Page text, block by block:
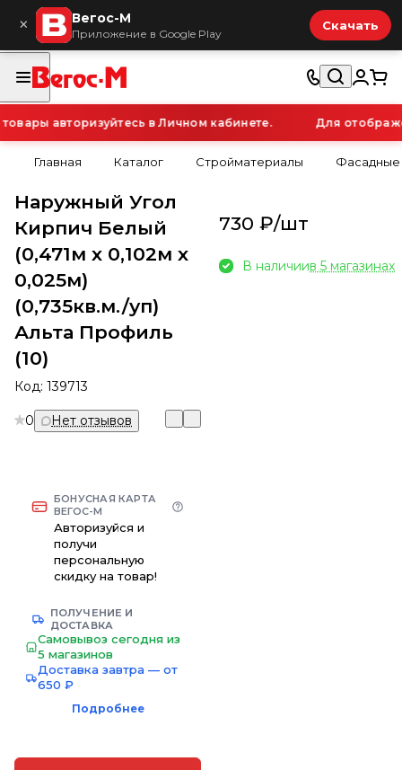
× Вегос-М
Приложение в Google Play
Скачать
авторизуйтесь в Личном кабинете. Для
Главная Каталог Стройматериалы Фасадные
Наружный Угол
Кирпич Белый
(0,471м х 0,102м х
0,025м)
(0,735кв.м./уп)
Альта Профиль
(10)
Код: 139713
0 Нет отзывов
БОНУСНАЯ КАРТА
ВЕГОС-М
Авторизуйся и
получи
персональную
скидку на товар!
ПОЛУЧЕНИЕ И
ДОСТАВКА
Самовывоз сегодня из
5 магазинов
Доставка завтра — от
650 ₽
Подробнее
730 ₽/шт
В наличиив 5 магазинах